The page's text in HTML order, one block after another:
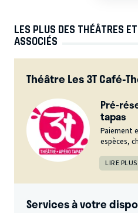
LES PLUS DES THÉÂTRES
ASSOCIÉS
Théâtre Les 3T Café-
Pré-
tapas
Paiement
espèces,
LIRE PLUS
Services à votre